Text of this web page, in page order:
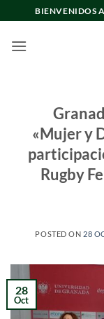
al
contenido
BIENVENIDOS
«Mujer y
Rugby
POSTED ON 28
28
Oct